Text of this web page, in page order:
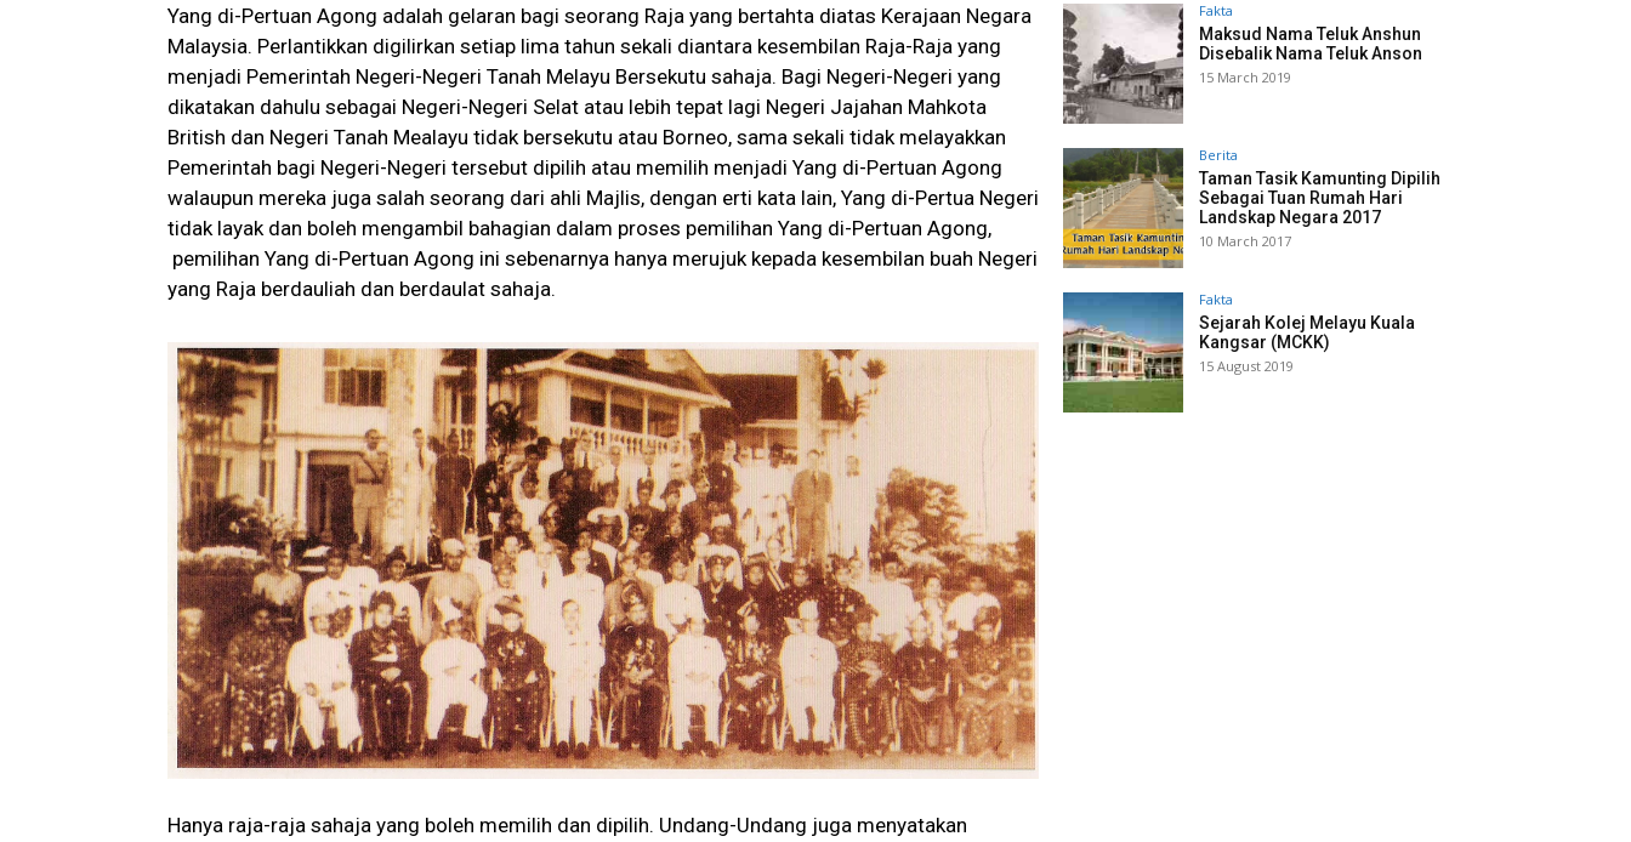
Yang di-Pertuan Agong adalah gelaran bagi seorang Raja yang bertahta diatas Kerajaan Negara
Malaysia. Perlantikkan digilirkan setiap lima tahun sekali diantara kesembilan Raja-Raja yang
menjadi Pemerintah Negeri-Negeri Tanah Melayu Bersekutu sahaja. Bagi Negeri-Negeri yang
dikatakan dahulu sebagai Negeri-Negeri Selat atau lebih tepat lagi Negeri Jajahan Mahkota
British dan Negeri Tanah Mealayu tidak bersekutu atau Borneo, sama sekali tidak melayakkan
Pemerintah bagi Negeri-Negeri tersebut dipilih atau memilih menjadi Yang di-Pertuan Agong
walaupun mereka juga salah seorang dari ahli Majlis, dengan erti kata lain, Yang di-Pertua Negeri
tidak layak dan boleh mengambil bahagian dalam proses pemilihan Yang di-Pertuan Agong,
pemilihan Yang di-Pertuan Agong ini sebenarnya hanya merujuk kepada kesembilan buah Negeri
yang Raja berdauliah dan berdaulat sahaja.
Hanya raja-raja sahaja yang boleh memilih dan dipilih. Undang-Undang juga menyatakan
Fakta
Maksud Nama Teluk Anshun
Disebalik Nama Teluk Anson
15 March 2019
Berita
Taman Tasik Kamunting Dipilih
Sebagai Tuan Rumah Hari
Landskap Negara 2017
10 March 2017
Fakta
Sejarah Kolej Melayu Kuala
Kangsar (MCKK)
15 August 2019